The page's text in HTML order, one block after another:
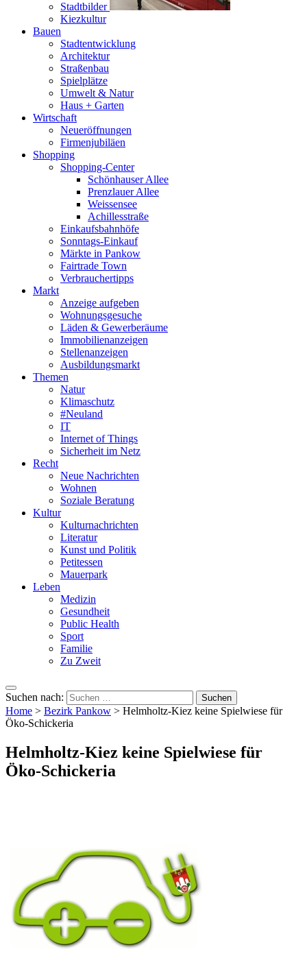
Stadtbilder
Kiezkultur
Bauen
Stadtentwicklung
Architektur
Straßenbau
Spielplätze
Umwelt & Natur
Haus + Garten
Wirtschaft
Neueröffnungen
Firmenjubiläen
Shopping
Shopping-Center
Schönhauser Allee
Prenzlauer Allee
Weissensee
Achillesstraße
Einkaufsbahnhöfe
Sonntags-Einkauf
Märkte in Pankow
Fairtrade Town
Verbrauchertipps
Markt
Anzeige aufgeben
Wohnungsgesuche
Läden & Gewerberäume
Immobilienanzeigen
Stellenanzeigen
Ausbildungsmarkt
Themen
Natur
Klimaschutz
#Neuland
IT
Internet of Things
Sicherheit im Netz
Recht
Neue Nachrichten
Wohnen
Soziale Beratung
Kultur
Kulturnachrichten
Literatur
Kunst und Politik
Petitessen
Mauerpark
Leben
Medizin
Gesundheit
Public Health
Sport
Familie
Zu Zweit
Suchen nach:
Home > Bezirk Pankow > Helmholtz-Kiez keine Spielwiese für
Öko-Schickeria
Helmholtz-Kiez keine Spielwiese für
Öko-Schickeria